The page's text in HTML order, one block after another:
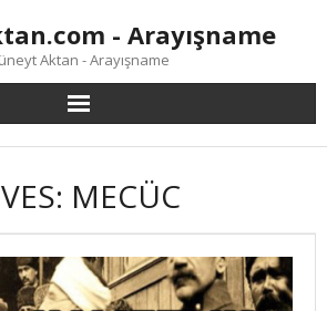
- Arayışname
Aktan - Arayışname
MECÜC